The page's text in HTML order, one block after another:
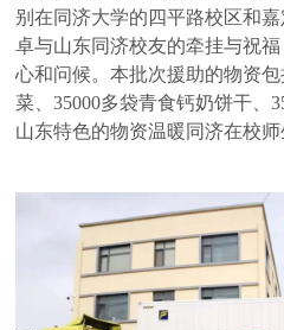
别在同济大学的四平路校区和
卓与山东同济校友的牵挂与祝
心和问候。本批次援助的物资
菜、35000多袋青食钙奶饼干、
山东特色的物资温暖同济在校师